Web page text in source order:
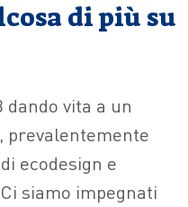
di più su
dando vita a un
prevalentemente
ecodesign e
siamo impegnati